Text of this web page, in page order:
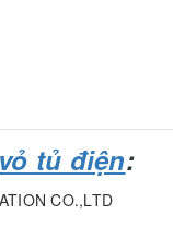
vỏ tủ điện:
CO.,LTD